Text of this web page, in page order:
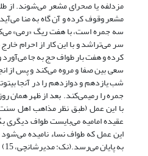
مزدلفه یا صحرای مشعر می‌شوند. از
مشعر وقوف کرده و آن گاه به منا
سه جمره است، با هفت ریگ «رمی»
سر می‌تراشد و با این کار از احرام
کرده و هفت بار طواف حج به جا
سعی بین صفا و مروه می‌کند و پس از
شب یازدهم و دوازدهم را در آنجا
جمره را رمی­می‌کند. بعد از ظهر همان
با این عمل (طبق نظر مذاهب اهل
عقیده امامیه می‌بایست طواف دیگری
این عمل که طواف نساء نامیده
به پایان می‌رسد.(نک: مدیرشانچی، 15)